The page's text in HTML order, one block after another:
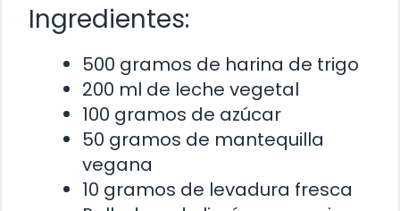
Ingredientes:
500 gramos de harina de trigo
200 ml de leche vegetal
100 gramos de azúcar
50 gramos de mantequilla
vegana
10 gramos de levadura fresca